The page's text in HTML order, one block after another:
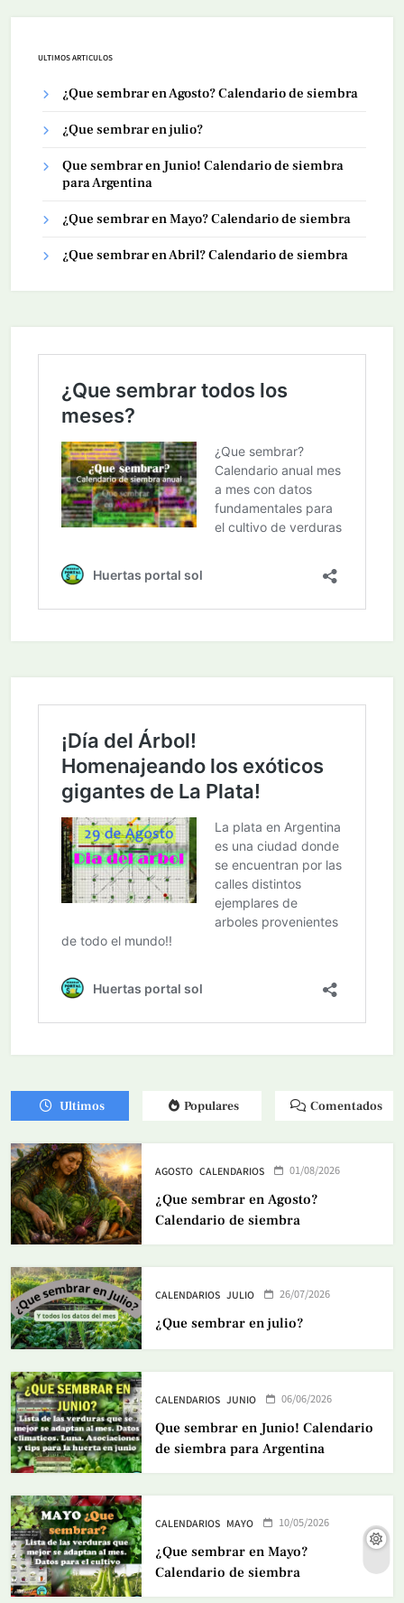
ULTIMOS ARTICULOS
¿Que sembrar en Agosto? Calendario de siembra
¿Que sembrar en julio?
Que sembrar en Junio! Calendario de siembra
para Argentina
¿Que sembrar en Mayo? Calendario de siembra
¿Que sembrar en Abril? Calendario de siembra
Ultimos Populares Comentados
AGOSTO CALENDARIOS 01/08/2026
¿Que sembrar en Agosto?
Calendario de siembra
CALENDARIOS JULIO 26/07/2026
¿Que sembrar en julio?
CALENDARIOS JUNIO 06/06/2026
Que sembrar en Junio! Calendario
de siembra para Argentina
CALENDARIOS MAYO 10/05/2026
¿Que sembrar en Mayo?
Calendario de siembra